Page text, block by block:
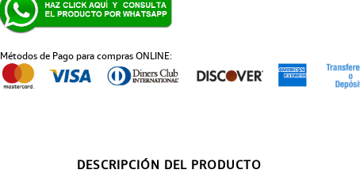
Métodos de Pago para compras ONLINE:
DESCRIPCIÓN DEL PRODUCTO